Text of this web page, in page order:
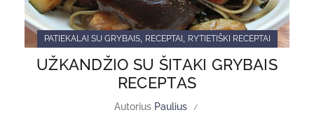
PATIEKALAI SU GRYBAIS, RECEPTAI RYTIETIŠKI RECEPTAI
UŽKANDŽIO SU ŠITAKI GRYBAIS
RECEPTAS
Autorius Paulius